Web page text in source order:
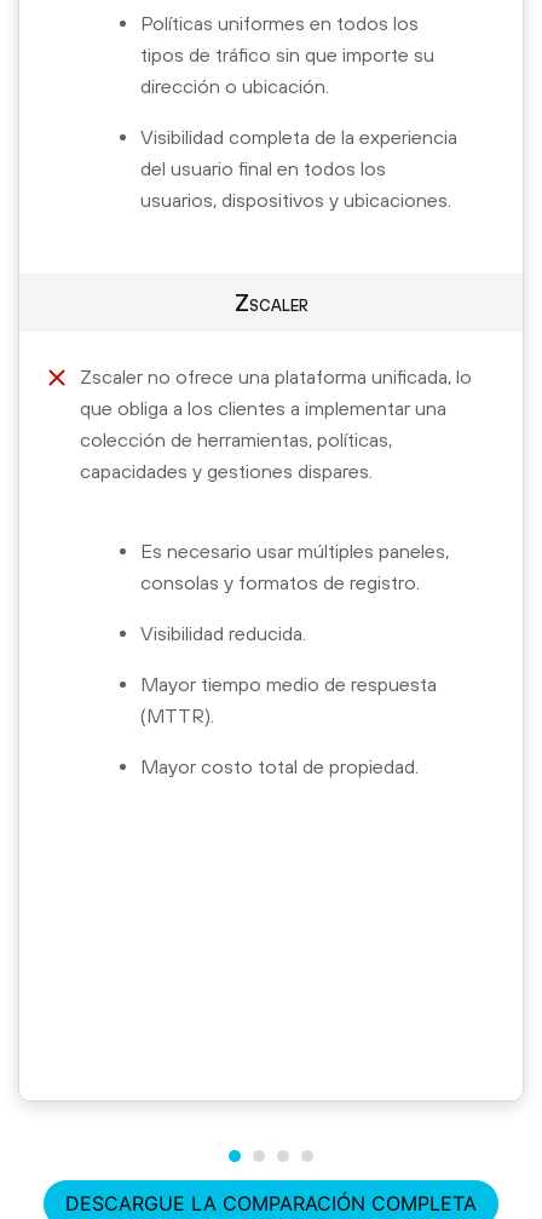
Políticas uniformes en todos los
tipos de tráfico sin que importe su
dirección o ubicación.
Visibilidad completa de la experiencia
del usuario final en todos los
usuarios, dispositivos y ubicaciones.
Zscaler
Zscaler no ofrece una plataforma unificada, lo
que obliga a los clientes a implementar una
colección de herramientas, políticas,
capacidades y gestiones dispares.
Es necesario usar múltiples paneles,
consolas y formatos de registro.
Visibilidad reducida.
Mayor tiempo medio de respuesta
(MTTR).
Mayor costo total de propiedad.
DESCARGUE LA COMPARACIÓN COMPLETA